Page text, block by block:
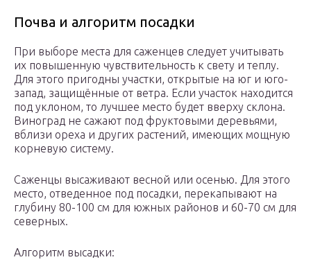
Почва и алгоритм посадки
При выборе места для саженцев следует учитывать
их повышенную чувствительность к свету и теплу.
Для этого пригодны участки, открытые на юг и юго-
запад, защищённые от ветра. Если участок находится
под уклоном, то лучшее место будет вверху склона.
Виноград не сажают под фруктовыми деревьями,
вблизи ореха и других растений, имеющих мощную
корневую систему.
Саженцы высаживают весной или осенью. Для этого
место, отведенное под посадки, перекапывают на
глубину 80-100 см для южных районов и 60-70 см для
северных.
Алгоритм высадки: